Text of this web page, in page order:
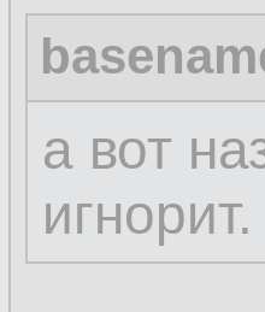
а вот
игнорит.